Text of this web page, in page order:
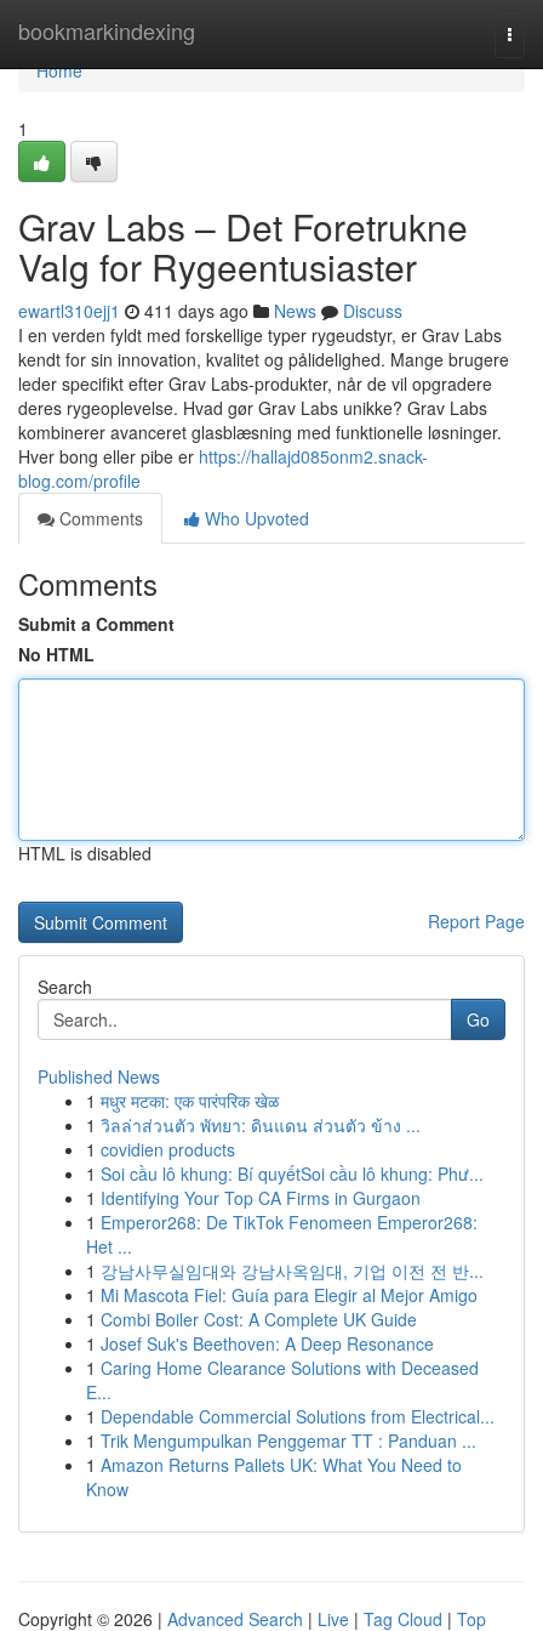
bookmarkindexing
Home
Home
1
Grav Labs – Det Foretrukne
Valg for Rygeentusiaster
ewartl310ejj1 411 days ago News
Discuss
I en verden fyldt med forskellige typer rygeudstyr, er Grav Labs
kendt for sin innovation, kvalitet og pålidelighed. Mange brugere
leder specifikt efter Grav Labs-produkter, når de vil opgradere
deres rygeoplevelse. Hvad gør Grav Labs unikke? Grav Labs
kombinerer avanceret glasblæsning med funktionelle løsninger.
Hver bong eller pibe er https://hallajd085onm2.snack-
blog.com/profile
Comments
Who Upvoted
Comments
Submit a Comment
No HTML
HTML is disabled
Report Page
Search
Go
Published News
1 मधुर मटका: एक पारंपरिक खेळ
1 วิลล่าส่วนตัว พัทยา: ดินแดน ส่วนตัว ข้าง ...
1 covidien products
1 Soi cầu lô khung: Bí quyếtSoi cầu lô khung: Phư...
1 Identifying Your Top CA Firms in Gurgaon
1 Emperor268: De TikTok Fenomeen Emperor268:
Het ...
1 강남사무실임대와 강남사옥임대, 기업 이전 전 반...
1 Mi Mascota Fiel: Guía para Elegir al Mejor Amigo
1 Combi Boiler Cost: A Complete UK Guide
1 Josef Suk's Beethoven: A Deep Resonance
1 Caring Home Clearance Solutions with Deceased
E...
1 Dependable Commercial Solutions from Electrical...
1 Trik Mengumpulkan Penggemar TT : Panduan ...
1 Amazon Returns Pallets UK: What You Need to
Know
Copyright © 2026 | Advanced Search | Live | Tag Cloud | Top